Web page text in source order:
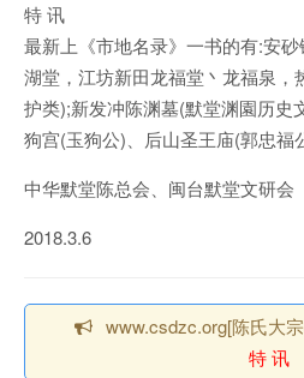
特 讯
最新上《市地名录》一书的有:安
湖堂，江坊新田龙福堂丶龙福泉，
护类);新发冲陈渊墓(默堂渊園历史
狗宫(玉狗公)、后山圣王庙(郭忠福
中华默堂陈总会、闽台默堂文研会
2018.3.6
www.csdzc.org[陈氏大
特 讯